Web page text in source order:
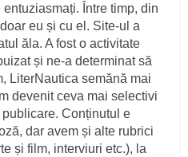
Între timp, din
eu și cu el. Site-ul a
ăla. A fost o activitate
și ne-a determinat să
LiterNautica semănă mai
devenit ceva mai selectivi
Conținutul e
dar avem și alte rubrici
și film, interviuri etc.), la